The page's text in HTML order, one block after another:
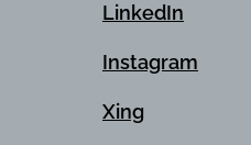
LinkedIn
Instagram
Xing